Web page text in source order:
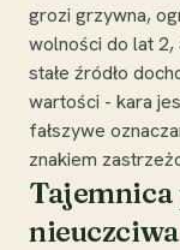
grozi grzywna,
wolności do lat 2,
stałe źródło
wartości - kara
fałszywe
znakiem